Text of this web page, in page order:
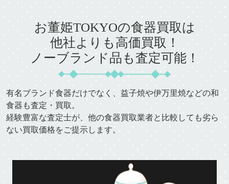
お董姫TOKYOの食器買取は
他社よりも高価買取！
ノーブランド品も査定可能！
有名ブランド食器だけでなく、益子焼や伊万里焼などの和
食器も査定・買取。
経験豊富な査定士が、他の食器買取業者と比較しても劣ら
ない買取価格をご提示します。